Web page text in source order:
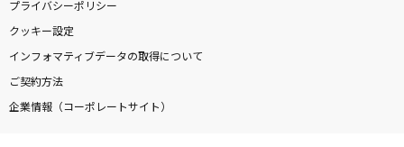
UZA
AKB48
プライバシーポリシー
クッキー設定
インフォマティブデータの取得について
ご契約方法
企業情報（コーポレートサイト）